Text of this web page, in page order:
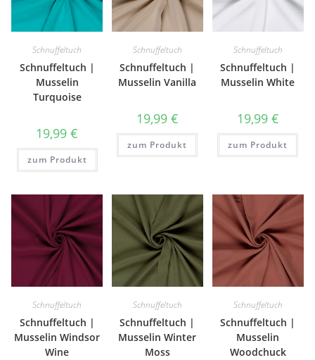
Schnuffeltuch
Schnuffeltuch |
Musselin
Turquoise
19,99€
zum Produkt
Schnuffeltuch
Schnuffeltuch |
Musselin Vanilla
19,99 €
zum Produkt
Schnuffeltuch
Schnuffeltuch |
Musselin White
19,99 €
zum Produkt
Schnuffeltuch
Schnuffeltuch |
Musselin Windsor
Wine
Schnuffeltuch
Schnuffeltuch |
Musselin Winter
Moss
Schnuffeltuch
Schnuffeltuch |
Musselin
Woodchuck